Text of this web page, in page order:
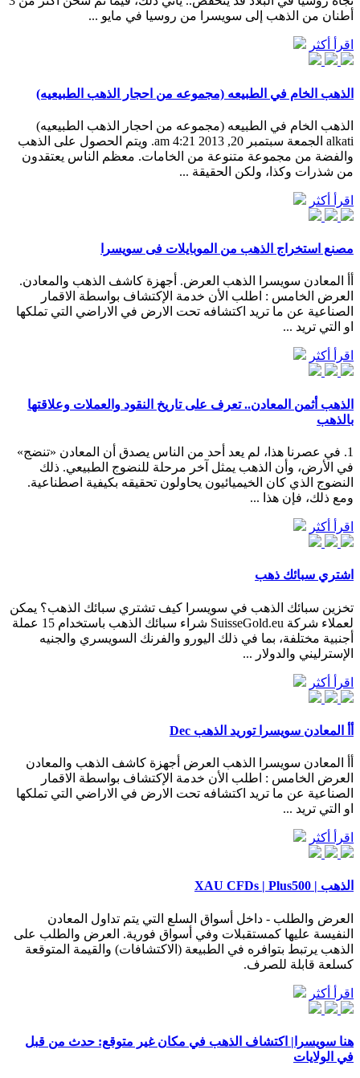
أطنان من الذهب إلى سويسرا من روسيا في مايو ...
اقرأ أكثر
الذهب الخام في الطبيعه (مجموعه من احجار الذهب الطبيعيه)
الذهب الخام في الطبيعه (مجموعه من احجار الذهب الطبيعيه)
alkati الجمعة سبتمبر 20, 2013 4:21 am. ويتم الحصول على الذهب
والفضة من مجموعة متنوعة من الخامات. معظم الناس يعتقدون
من شذرات وكذا، ولكن الحقيقة ...
اقرأ أكثر
مصنع استخراج الذهب من الموبايلات فى سويسرا
أأ المعادن سويسرا الذهب العرض. أجهزة كاشف الذهب والمعادن.
العرض الخامس : اطلب الأن خدمة الإكتشاف بواسطة الاقمار
الصناعية عن ما تريد اكتشافه تحت الارض في الاراضي التي تملكها
او التي تريد ...
اقرأ أكثر
الذهب أثمن المعادن.. تعرف على تاريخ النقود والعملات وعلاقتها
بالذهب
1. في عصرنا هذا، لم يعد أحد من الناس يصدق أن المعادن «تنضج»
في الأرض، وأن الذهب يمثل آخر مرحلة للنضوج الطبيعي. ذلك
النضوج الذي كان الخيميائيون يحاولون تحقيقه بكيفية اصطناعية.
ومع ذلك، فإن هذا ...
اقرأ أكثر
اشتري سبائك ذهب
تخزين سبائك الذهب في سويسرا كيف تشتري سبائك الذهب؟ يمكن
لعملاء شركة SuisseGold.eu شراء سبائك الذهب باستخدام 15 عملة
أجنبية مختلفة، بما في ذلك اليورو والفرنك السويسري والجنيه
الإسترليني والدولار ...
اقرأ أكثر
أأ المعادن سويسرا توريد الذهب Dec
أأ المعادن سويسرا الذهب العرض أجهزة كاشف الذهب والمعادن
العرض الخامس : اطلب الأن خدمة الإكتشاف بواسطة الاقمار
الصناعية عن ما تريد اكتشافه تحت الارض في الاراضي التي تملكها
او التي تريد ...
اقرأ أكثر
الذهب | XAU CFDs | Plus500
العرض والطلب - داخل أسواق السلع التي يتم تداول المعادن
النفيسة عليها كمستقبلات وفي أسواق فورية. العرض والطلب على
الذهب يرتبط بتوافره في الطبيعة (الاكتشافات) والقيمة المتوقعة
كسلعة قابلة للصرف.
اقرأ أكثر
هنا سويسرا| اكتشاف الذهب في مكان غير متوقع: حدث من قبل
في الولايات